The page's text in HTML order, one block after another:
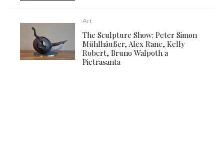
Art
The Sculpture Show: Peter Simon
Mühlhäußer, Alex Rane, Kelly
Robert, Bruno Walpoth a
Pietrasanta